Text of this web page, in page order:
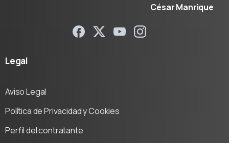
César Manrique
Legal
Aviso Legal
Política de Privacidad y Cookies
Perfil del contratante